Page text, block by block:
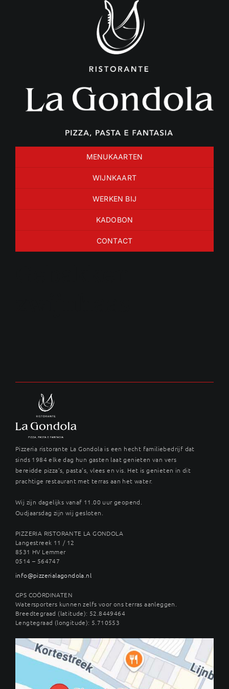
MENUKAARTEN
WIJNKAART
WERKEN BIJ
KADOBON
CONTACT
Pizzeria ristorante La Gondola is een hecht familiebedrijf dat
sinds 1984 elke dag hun gasten laat genieten van vers
bereidde pizza’s, pasta’s, vlees en vis. Het is genieten in dit
prachtige restaurant met terras aan het water.
Wij zijn dagelijks vanaf 11.00 uur geopend.
Oudjaarsdag zijn wij gesloten.
PIZZERIA RISTORANTE LA GONDOLA
Langestreek 11 / 12
8531 HV Lemmer
0514 – 564747
info@pizzerialagondola.nl
GPS COÖRDINATEN
Watersporters kunnen zelfs voor ons terras aanleggen.
Breedtegraad (latitude): 52.8449464
Lengtegraad (longitude): 5.710553